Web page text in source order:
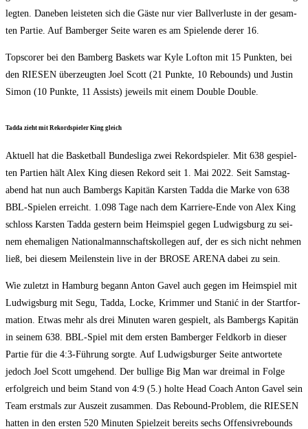
leg­ten. Dane­ben leis­te­ten sich die Gäs­te nur vier Ball­ver­lus­te in der gesam­
ten Par­tie. Auf Bam­ber­ger Sei­te waren es am Spie­len­de derer 16.
Tops­corer bei den Bam­berg Bas­kets war Kyle Lof­ton mit 15 Punk­ten, bei
den RIESEN über­zeug­ten Joel Scott (21 Punk­te, 10 Rebounds) und Jus­tin
Simon (10 Punk­te, 11 Assists) jeweils mit einem Dou­ble Double.
Tad­da zieht mit Rekord­spie­ler King gleich
Aktu­ell hat die Bas­ket­ball Bun­des­li­ga zwei Rekord­spie­ler. Mit 638 gespiel­
ten Par­tien hält Alex King die­sen Rekord seit 1. Mai 2022. Seit Sams­tag­
abend hat nun auch Bam­bergs Kapi­tän Kars­ten Tad­da die Mar­ke von 638
BBL-Spie­len erreicht. 1.098 Tage nach dem Kar­rie­re-Ende von Alex King
schloss Kars­ten Tad­da ges­tern beim Heim­spiel gegen Lud­wigs­burg zu sei­
nem ehe­ma­li­gen Natio­nal­mann­schafts­kol­le­gen auf, der es sich nicht neh­men
ließ, bei die­sem Mei­len­stein live in der BROSE ARENA dabei zu sein.
Wie zuletzt in Ham­burg begann Anton Gavel auch gegen im Heim­spiel mit
Lud­wigs­burg mit Segu, Tad­da, Locke, Krim­mer und Sta­nić in der Start­for­
ma­ti­on. Etwas mehr als drei Minu­ten waren gespielt, als Bam­bergs Kapi­tän
in sei­nem 638. BBL-Spiel mit dem ers­ten Bam­ber­ger Feld­korb in die­ser
Par­tie für die 4:3‑Führung sorg­te. Auf Lud­wigs­bur­ger Sei­te ant­wor­te­te
jedoch Joel Scott umge­hend. Der bul­li­ge Big Man war drei­mal in Fol­ge
erfolg­reich und beim Stand von 4:9 (5.) hol­te Head Coach Anton Gavel sein
Team erst­mals zur Aus­zeit zusam­men. Das Rebound-Pro­blem, die RIESEN
hat­ten in den ers­ten 520 Minu­ten Spiel­zeit bereits sechs Offen­siv­re­bounds